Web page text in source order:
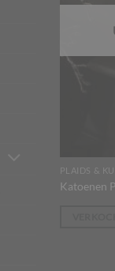
PLAIDS &
Katoenen